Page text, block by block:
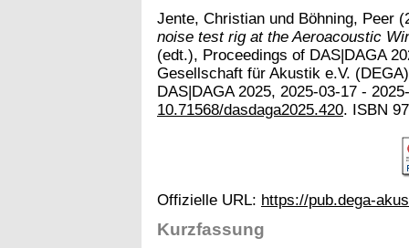
Jente, Christian und Böhning, Peer
noise test rig at the Aeroacoustic
(edt.), Proceedings of DAS|DAGA
Gesellschaft für Akustik e.V.
DAS|DAGA 2025, 2025-03-17 -
10.71568/dasdaga2025.420. ISBN
Offizielle URL: https://pub.dega-
Kurzfassung